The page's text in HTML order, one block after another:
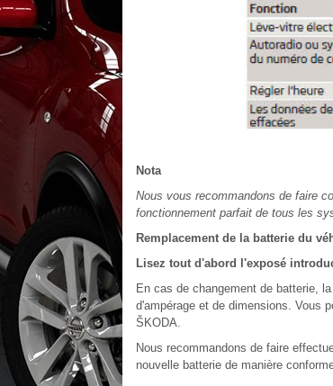
Nota
Nous vous recommandons de faire
fonctionnement parfait de tous les
Remplacement de la batterie du
Lisez tout d'abord l'exposé
En cas de changement de batterie,
d'ampérage et de dimensions. Vous
ŠKODA.
Nous recommandons de faire
nouvelle batterie de manière